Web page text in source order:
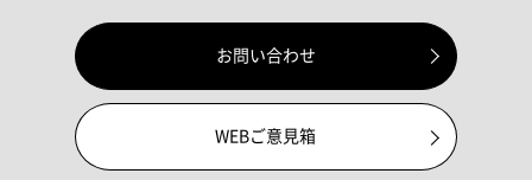
お問い合わせ
WEBご意見箱